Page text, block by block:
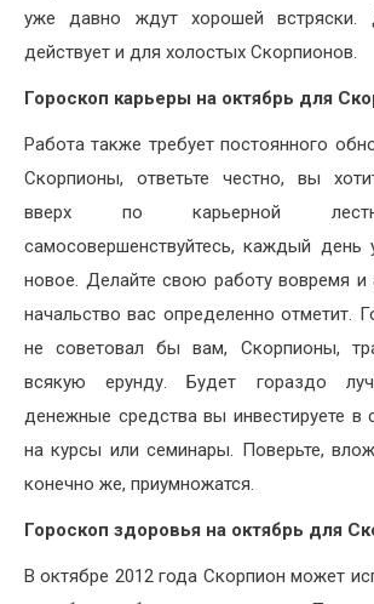
уже давно ждут хорошей встряски.
действует и для холостых Скорпионов.
Гороскоп карьеры на октябрь для
Работа также требует постоянного
Скорпионы, ответьте честно, вы
вверх по карьерной
самосовершенствуйтесь, каждый день
новое. Делайте свою работу вовремя и
начальство вас определенно отметит.
не советовал бы вам, Скорпионы,
всякую ерунду. Будет гораздо
денежные средства вы инвестируете в
на курсы или семинары. Поверьте,
конечно же, приумножатся.
Гороскоп здоровья на октябрь для
В октябре 2012 года Скорпион может